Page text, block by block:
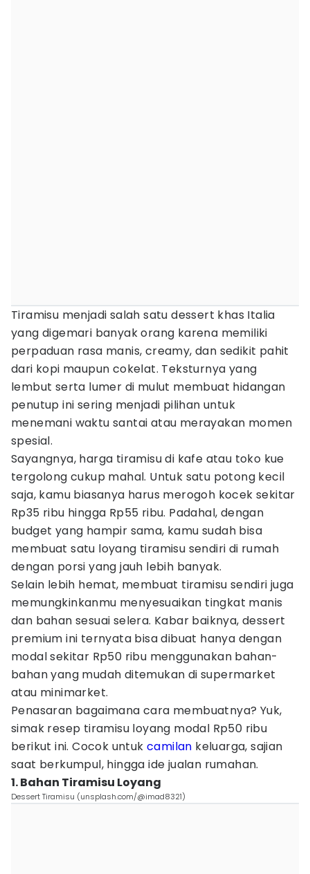
Tiramisu menjadi salah satu dessert khas Italia
yang digemari banyak orang karena memiliki
perpaduan rasa manis, creamy, dan sedikit pahit
dari kopi maupun cokelat. Teksturnya yang
lembut serta lumer di mulut membuat hidangan
penutup ini sering menjadi pilihan untuk
menemani waktu santai atau merayakan momen
spesial.
Sayangnya, harga tiramisu di kafe atau toko kue
tergolong cukup mahal. Untuk satu potong kecil
saja, kamu biasanya harus merogoh kocek sekitar
Rp35 ribu hingga Rp55 ribu. Padahal, dengan
budget yang hampir sama, kamu sudah bisa
membuat satu loyang tiramisu sendiri di rumah
dengan porsi yang jauh lebih banyak.
Selain lebih hemat, membuat tiramisu sendiri juga
memungkinkanmu menyesuaikan tingkat manis
dan bahan sesuai selera. Kabar baiknya, dessert
premium ini ternyata bisa dibuat hanya dengan
modal sekitar Rp50 ribu menggunakan bahan-
bahan yang mudah ditemukan di supermarket
atau minimarket.
Penasaran bagaimana cara membuatnya? Yuk,
simak resep tiramisu loyang modal Rp50 ribu
berikut ini. Cocok untuk camilan keluarga, sajian
saat berkumpul, hingga ide jualan rumahan.
1. Bahan Tiramisu Loyang
Dessert Tiramisu (unsplash.com/@imad8321)